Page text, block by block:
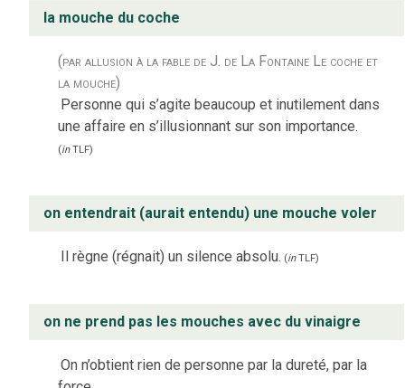
la mouche du coche
(par allusion à la fable de J. de La Fontaine Le coche et
la mouche)
Personne qui s’agite beaucoup et inutilement dans
une affaire en s’illusionnant sur son importance.
(inTLF)
on entendrait (aurait entendu) une mouche voler
Il règne (régnait) un silence absolu. (inTLF)
on ne prend pas les mouches avec du vinaigre
On n’obtient rien de personne par la dureté, par la